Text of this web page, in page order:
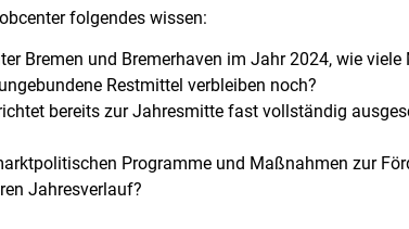
folgendes wissen:
Bremen und Bremerhaven im Jahr 2024, wie viele
Restmittel verbleiben noch?
bereits zur Jahresmitte fast vollständig
Programme und Maßnahmen zur
Jahresverlauf?